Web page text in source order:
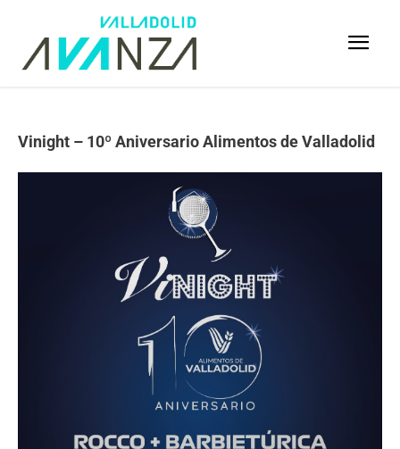
Vinight – 10º Aniversario Alimentos de Valladolid